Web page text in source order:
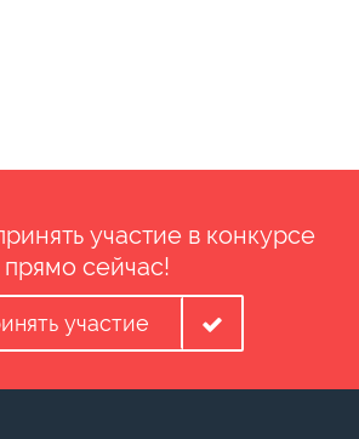
участие в конкурсе
прямо сейчас!
участие